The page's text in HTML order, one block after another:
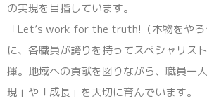
の実現を目指しています。
「Let’s work for the truth!（本物をやろ
に、各職員が誇りを持ってスペシャリス
揮。地域への貢献を図りながら、職員一
現」や「成長」を大切に育んでいます。